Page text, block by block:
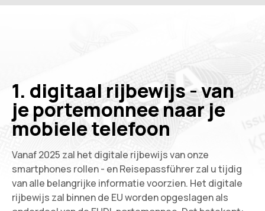
1. digitaal rijbewijs - van
je portemonnee naar je
mobiele telefoon
Vanaf 2025 zal het digitale rijbewijs van onze
smartphones rollen - en Reisepassführer zal u tijdig
van alle belangrijke informatie voorzien. Het digitale
rijbewijs zal binnen de EU worden opgeslagen als